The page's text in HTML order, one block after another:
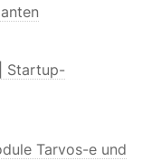
Startup-
Tarvos-e und